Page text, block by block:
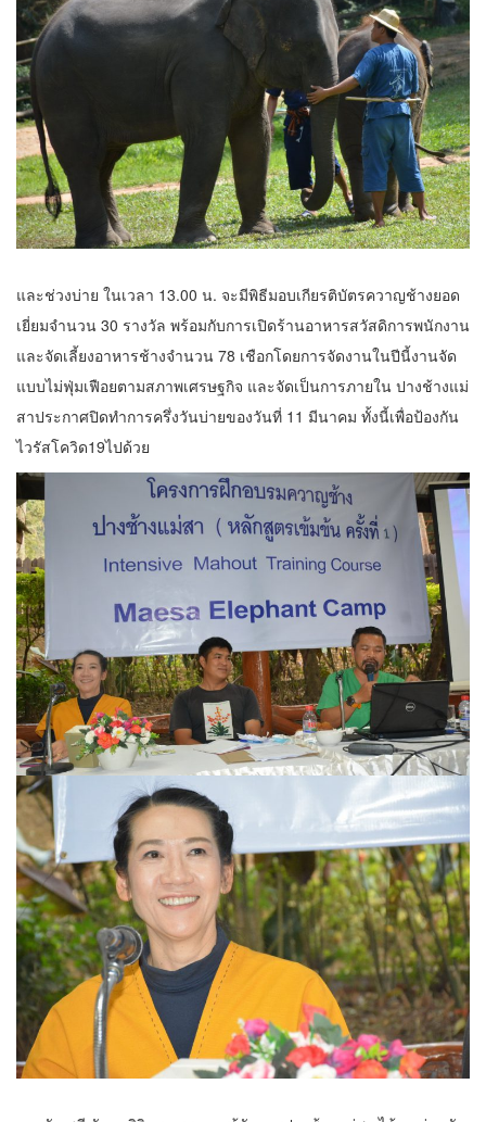
และช่วงบ่าย ในเวลา 13.00 น. จะมีพิธีมอบเกียรติบัตรควาญช้างยอด
เยี่ยมจำนวน 30 รางวัล พร้อมกับการเปิดร้านอาหารสวัสดิการพนักงาน
และจัดเลี้ยงอาหารช้างจำนวน 78 เชือกโดยการจัดงานในปีนี้งานจัด
แบบไม่ฟุ่มเฟือยตามสภาพเศรษฐกิจ และจัดเป็นการภายใน ปางช้างแม่
สาประกาศปิดทำการครึ่งวันบ่ายของวันที่ 11 มีนาคม ทั้งนี้เพื่อป้องกัน
ไวรัสโควิด19ไปด้วย